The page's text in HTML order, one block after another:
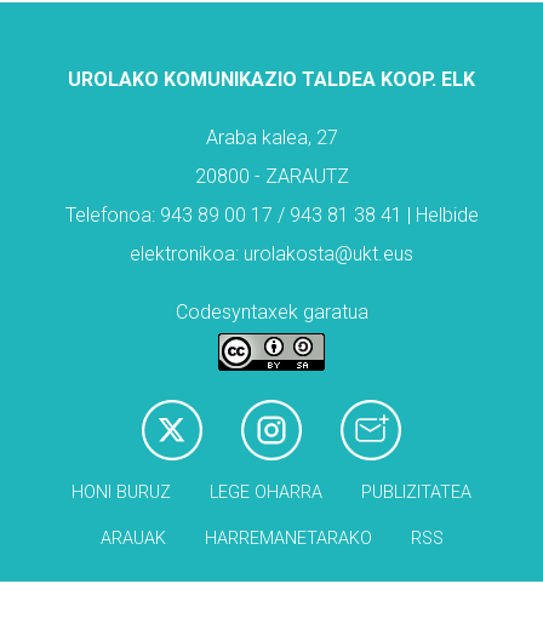
UROLAKO KOMUNIKAZIO TALDEA KOOP. ELK
Araba kalea, 27
20800 - ZARAUTZ
Telefonoa: 943 89 00 17 / 943 81 38 41 | Helbide
elektronikoa: urolakosta@ukt.eus
Codesyntaxek garatua
HONI BURUZ LEGE OHARRA PUBLIZITATEA
ARAUAK HARREMANETARAKO RSS